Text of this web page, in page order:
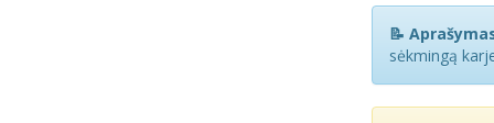
📝
sėkmingą